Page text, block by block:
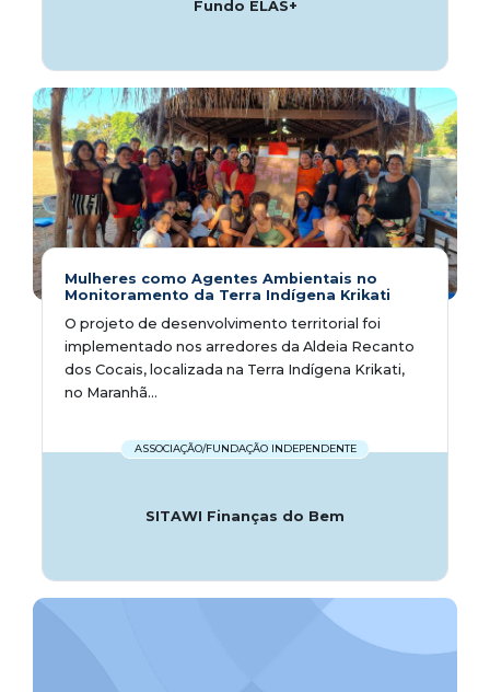
Fundo ELAS+
Mulheres como Agentes Ambientais no
Monitoramento da Terra Indígena Krikati
O projeto de desenvolvimento territorial foi
implementado nos arredores da Aldeia Recanto
dos Cocais, localizada na Terra Indígena Krikati,
no Maranhã...
ASSOCIAÇÃO/FUNDAÇÃO INDEPENDENTE
SITAWI Finanças do Bem